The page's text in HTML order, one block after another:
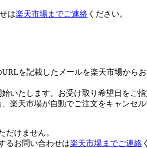
は楽天市場までご連絡 ください。
を記載したメールを楽天市場からお
いたします。お受け取り希望日をご
楽天市場が自動でご注文をキャンセル
けません。
るお問い合わせは楽天市場までご連絡